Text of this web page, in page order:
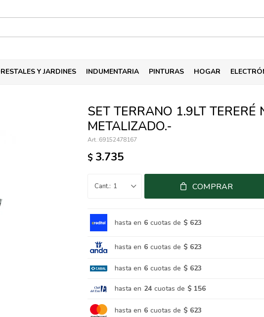
Y JARDINES INDUMENTARIA PINTURAS HOGAR
SET TERRANO 1.9LT TERERÉ
METALIZADO.-
69152478167
$ 3.735
1 COMPRAR
hasta en 6 cuotas de $ 623
hasta en 6 cuotas de $ 623
hasta en 6 cuotas de $ 623
hasta en 24 cuotas de $ 156
hasta en 6 cuotas de $ 623